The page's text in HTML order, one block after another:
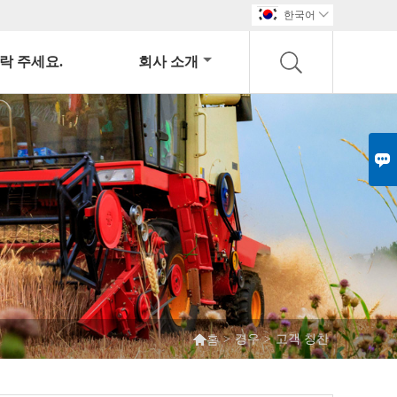

한국어 
주세요. 회사 소개
홈 > 경우 > 고객 칭찬